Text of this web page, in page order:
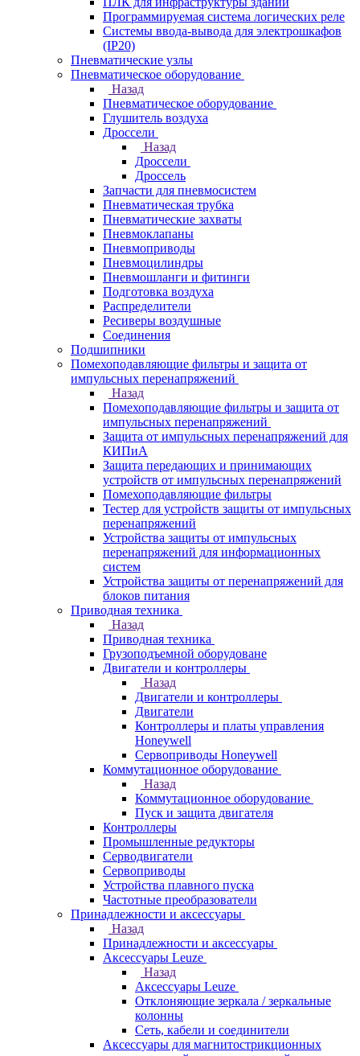
Программируемая система логических реле
Системы ввода-вывода для электрошкафов
(IP20)
Пневматические узлы
Пневматическое оборудование
Назад
Пневматическое оборудование
Глушитель воздуха
Дроссели
Назад
Дроссели
Дроссель
Запчасти для пневмосистем
Пневматическая трубка
Пневматические захваты
Пневмоклапаны
Пневмоприводы
Пневмоцилиндры
Пневмошланги и фитинги
Подготовка воздуха
Распределители
Ресиверы воздушные
Соединения
Подшипники
Помехоподавляющие фильтры и защита от
импульсных перенапряжений
Назад
Помехоподавляющие фильтры и защита от
импульсных перенапряжений
Защита от импульсных перенапряжений для
КИПиА
Защита передающих и принимающих
устройств от импульсных перенапряжений
Помехоподавляющие фильтры
Тестер для устройств защиты от импульсных
перенапряжений
Устройства защиты от импульсных
перенапряжений для информационных
систем
Устройства защиты от перенапряжений для
блоков питания
Приводная техника
Назад
Приводная техника
Грузоподъемной оборудоване
Двигатели и контроллеры
Назад
Двигатели и контроллеры
Двигатели
Контроллеры и платы управления
Honeywell
Сервоприводы Honeywell
Коммутационное оборудование
Назад
Коммутационное оборудование
Пуск и защита двигателя
Контроллеры
Промышленные редукторы
Серводвигатели
Сервоприводы
Устройства плавного пуска
Частотные преобразователи
Принадлежности и аксессуары
Назад
Принадлежности и аксессуары
Аксессуары Leuze
Назад
Аксессуары Leuze
Отклоняющие зеркала / зеркальные
колонны
Сеть, кабели и соединители
Аксессуары для магнитострикционных